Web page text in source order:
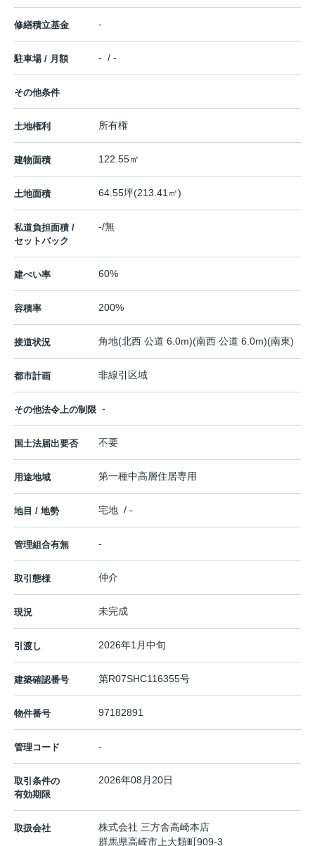
修繕積立基金 -
駐車場 / 月額 - / -
その他条件
土地権利 所有権
建物面積 122.55㎡
土地面積 64.55坪(213.41㎡)
私道負担面積 /
セットバック
-/無
建ぺい率 60%
容積率 200%
接道状況 角地(北西 公道 6.0m)(南西 公道 6.0m)(南東)
都市計画 非線引区域
その他法令上の制限 -
国土法届出要否 不要
用途地域 第一種中高層住居専用
地目 / 地勢 宅地 / -
管理組合有無 -
取引態様 仲介
現況 未完成
引渡し 2026年1月中旬
建築確認番号 第R07SHC116355号
物件番号 97182891
管理コード -
取引条件の
有効期限
2026年08月20日
取扱会社
株式会社 三方舎高崎本店
群馬県高崎市上大類町909-3